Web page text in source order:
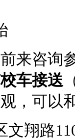
来咨询
车接送
，可以
文翔路